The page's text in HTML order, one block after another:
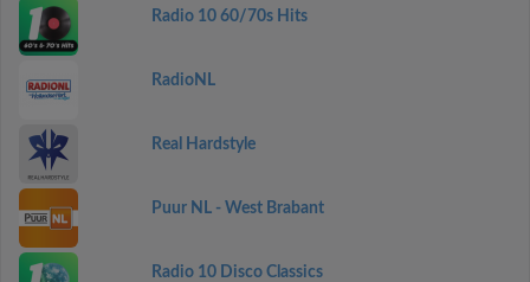
Radio 10 60/70s Hits
RadioNL
Real Hardstyle
Puur NL - West Brabant
Radio 10 Disco Classics